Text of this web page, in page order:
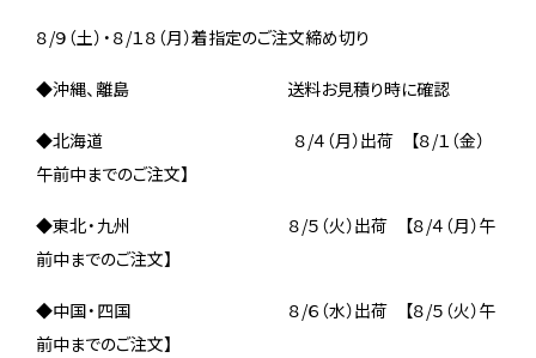
８/９（土）・８/１８（月）着指定のご注文締め切り
◆沖縄、離島 送料お見積り時に確認
◆北海道 ８/４（月）出荷 【８/１（金）
午前中までのご注文】
◆東北・九州 ８/５（火）出荷 【８/４（月）午
前中までのご注文】
◆中国・四国 ８/６（水）出荷 【８/５（火）午
前中までのご注文】